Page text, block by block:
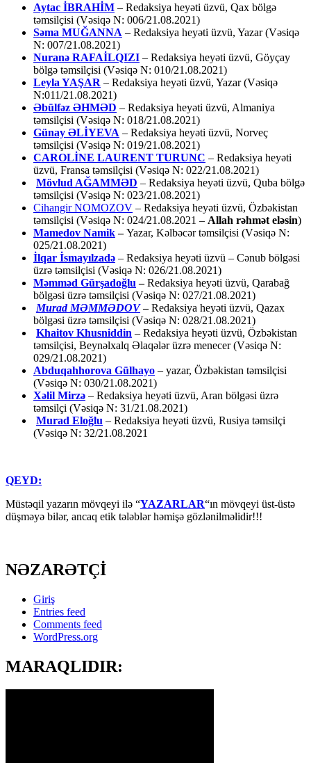
Aytac İBRAHİM – Redaksiya heyəti üzvü, Qax bölgə
təmsilçisi (Vəsiqə N: 006/21.08.2021)
Səma MUĞANNA – Redaksiya heyəti üzvü, Yazar (Vəsiqə
N: 007/21.08.2021)
Nuranə RAFAİLQIZI – Redaksiya heyəti üzvü, Göyçay
bölgə təmsilçisi (Vəsiqə N: 010/21.08.2021)
Leyla YAŞAR – Redaksiya heyəti üzvü, Yazar (Vəsiqə
N:011/21.08.2021)
Əbülfəz ƏHMƏD – Redaksiya heyəti üzvü, Almaniya
təmsilçisi (Vəsiqə N: 018/21.08.2021)
Günay ƏLİYEVA – Redaksiya heyəti üzvü, Norveç
təmsilçisi (Vəsiqə N: 019/21.08.2021)
CAROLİNE LAURENT TURUNC – Redaksiya heyəti
üzvü, Fransa təmsilçisi (Vəsiqə N: 022/21.08.2021)
Mövlud AĞAMMƏD – Redaksiya heyəti üzvü, Quba bölgə
təmsilçisi (Vəsiqə N: 023/21.08.2021)
Cihangir NOMOZOV – Redaksiya heyəti üzvü, Özbəkistan
təmsilçisi (Vəsiqə N: 024/21.08.2021 – Allah rəhmət eləsin)
Mamedov Namik–Yazar, Kəlbəcər təmsilçisi (Vəsiqə N:
025/21.08.2021)
İlqar İsmayılzadə – Redaksiya heyəti üzvü – Cənub bölgəsi
üzrə təmsilçisi (Vəsiqə N: 026/21.08.2021)
Məmməd Gürşadoğlu –Redaksiya heyəti üzvü, Qarabağ
bölgəsi üzrə təmsilçisi (Vəsiqə N: 027/21.08.2021)
Murad MƏMMƏDOV –Redaksiya heyəti üzvü, Qazax
bölgəsi üzrə təmsilçisi (Vəsiqə N: 028/21.08.2021)
Khaitov Khusniddin – Redaksiya heyəti üzvü, Özbəkistan
təmsilçisi, Beynəlxalq Əlaqələr üzrə menecer (Vəsiqə N:
029/21.08.2021)
Abduqahhorova Gülhayo – yazar, Özbəkistan təmsilçisi
(Vəsiqə N: 030/21.08.2021)
Xəlil Mirzə – Redaksiya heyəti üzvü, Aran bölgəsi üzrə
təmsilçi (Vəsiqə N: 31/21.08.2021)
Murad Eloğlu – Redaksiya heyəti üzvü, Rusiya təmsilçi
(Vəsiqə N: 32/21.08.2021
QEYD:
Müstəqil yazarın mövqeyi ilə “YAZARLAR“ın mövqeyi üst-üstə
düşməyə bilər, ancaq etik tələblər həmişə gözlənilməlidir!!!
NƏZARƏTÇİ
Giriş
Entries feed
Comments feed
WordPress.org
MARAQLIDIR: